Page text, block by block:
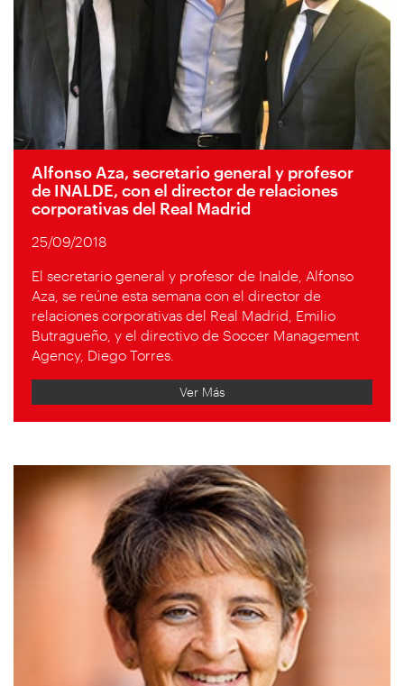
Alfonso Aza, secretario general y profesor
de INALDE, con el director de relaciones
corporativas del Real Madrid
25/09/2018
El secretario general y profesor de Inalde, Alfonso
Aza, se reúne esta semana con el director de
relaciones corporativas del Real Madrid, Emilio
Butragueño, y el directivo de Soccer Management
Agency, Diego Torres.
Ver Más